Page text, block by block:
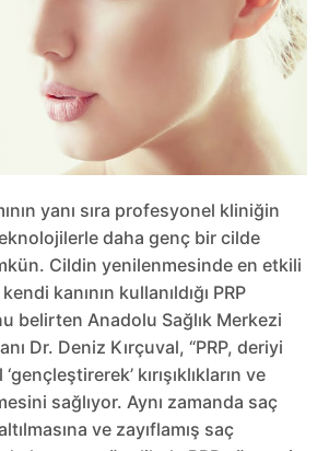
yanı sıra profesyonel kliniğin
daha genç bir cilde
Cildin yenilenmesinde en etkili
kanının kullanıldığı PRP
belirten Anadolu Sağlık Merkezi
Dr. Deniz Kırçuval, “PRP, deriyi
kırışıklıkların ve
sağlıyor. Aynı zamanda saç
ve zayıflamış saç